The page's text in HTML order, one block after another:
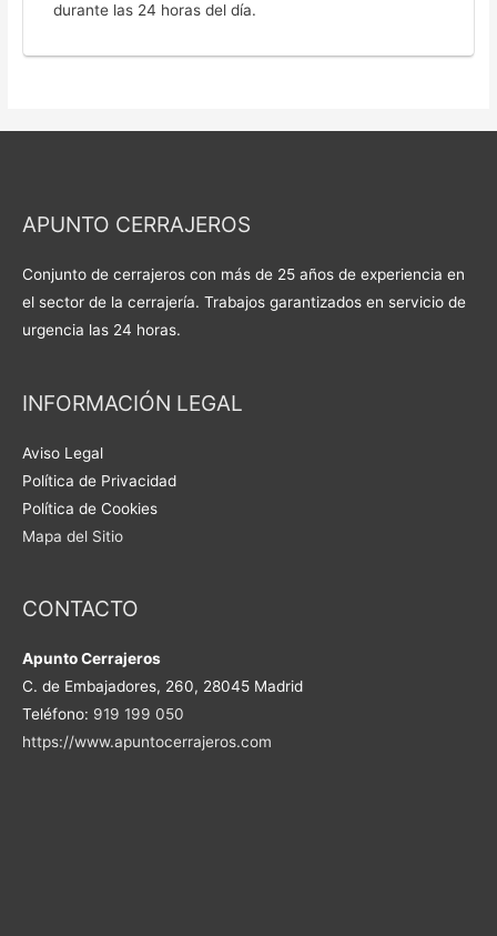
durante las 24 horas del día.
APUNTO CERRAJEROS
Conjunto de cerrajeros con más de 25 años de experiencia en
el sector de la cerrajería. Trabajos garantizados en servicio de
urgencia las 24 horas.
INFORMACIÓN LEGAL
Aviso Legal
Política de Privacidad
Política de Cookies
Mapa del Sitio
CONTACTO
Apunto Cerrajeros
C. de Embajadores, 260, 28045 Madrid
Teléfono: 919 199 050
https://www.apuntocerrajeros.com